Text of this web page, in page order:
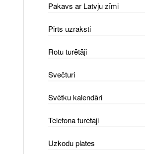
Pakavs ar Latvju zīmi
Pirts uzraksti
Rotu turētāji
Svečturi
Svētku kalendāri
Telefona turētāji
Uzkodu plates